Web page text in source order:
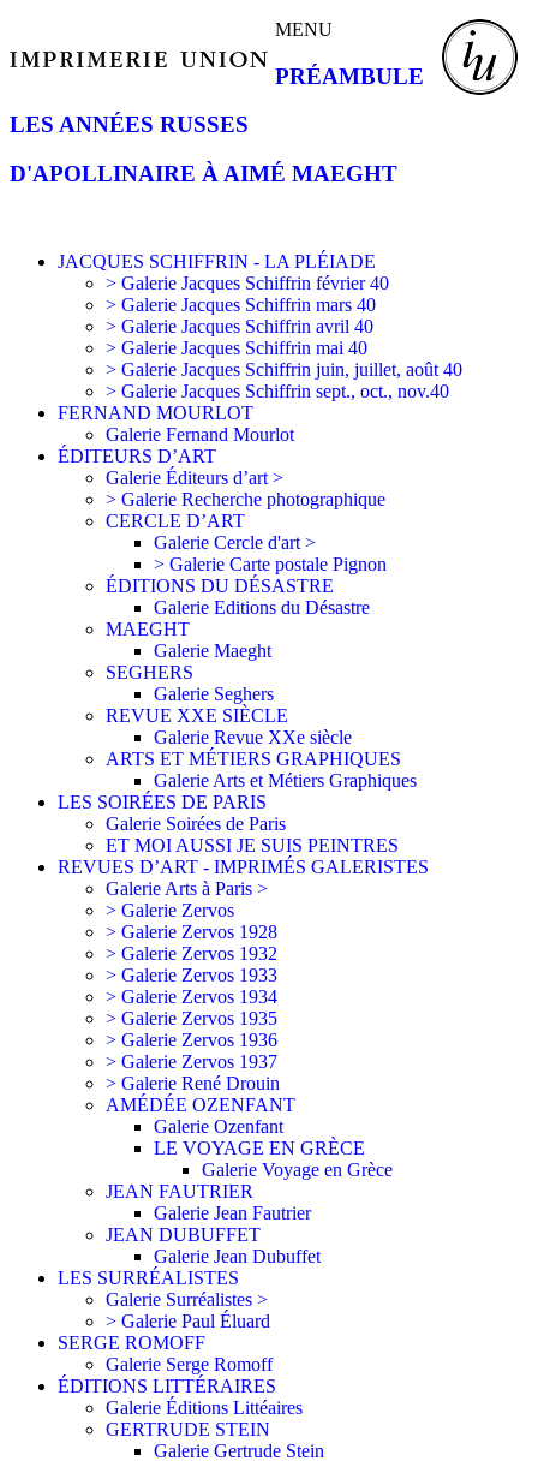
MENU
PRÉAMBULE
LES ANNÉES RUSSES
D'APOLLINAIRE À AIMÉ MAEGHT
JACQUES SCHIFFRIN - LA PLÉIADE
> Galerie Jacques Schiffrin février 40
> Galerie Jacques Schiffrin mars 40
> Galerie Jacques Schiffrin avril 40
> Galerie Jacques Schiffrin mai 40
> Galerie Jacques Schiffrin juin, juillet, août 40
> Galerie Jacques Schiffrin sept., oct., nov.40
FERNAND MOURLOT
Galerie Fernand Mourlot
ÉDITEURS D’ART
Galerie Éditeurs d’art >
> Galerie Recherche photographique
CERCLE D’ART
Galerie Cercle d'art >
> Galerie Carte postale Pignon
ÉDITIONS DU DÉSASTRE
Galerie Editions du Désastre
MAEGHT
Galerie Maeght
SEGHERS
Galerie Seghers
REVUE XXE SIÈCLE
Galerie Revue XXe siècle
ARTS ET MÉTIERS GRAPHIQUES
Galerie Arts et Métiers Graphiques
LES SOIRÉES DE PARIS
Galerie Soirées de Paris
ET MOI AUSSI JE SUIS PEINTRES
REVUES D’ART - IMPRIMÉS GALERISTES
Galerie Arts à Paris >
> Galerie Zervos
> Galerie Zervos 1928
> Galerie Zervos 1932
> Galerie Zervos 1933
> Galerie Zervos 1934
> Galerie Zervos 1935
> Galerie Zervos 1936
> Galerie Zervos 1937
> Galerie René Drouin
AMÉDÉE OZENFANT
Galerie Ozenfant
LE VOYAGE EN GRÈCE
Galerie Voyage en Grèce
JEAN FAUTRIER
Galerie Jean Fautrier
JEAN DUBUFFET
Galerie Jean Dubuffet
LES SURRÉALISTES
Galerie Surréalistes >
> Galerie Paul Éluard
SERGE ROMOFF
Galerie Serge Romoff
ÉDITIONS LITTÉRAIRES
Galerie Éditions Littéaires
GERTRUDE STEIN
Galerie Gertrude Stein